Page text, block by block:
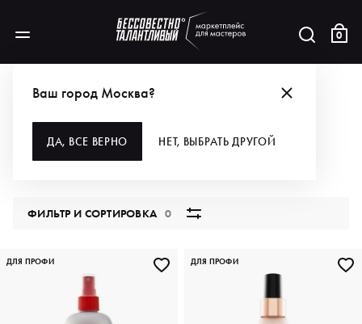
0
Ваш город Москва?
ДА, ВСЕ ВЕРНО НЕТ, ВЫБРАТЬ ДРУГОЙ
КОНДИЦИОНЕРЫ
ФИЛЬТР И СОРТИРОВКА0
ДЛЯ ПРОФИ ДЛЯ ПРОФИ